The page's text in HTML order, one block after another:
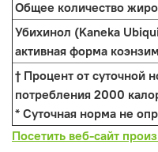
Общее количество
Убихинол (Kaneka
активная форма
† Процент от суточной
потребления 2000
* Суточная норма не
Посетить веб-сайт